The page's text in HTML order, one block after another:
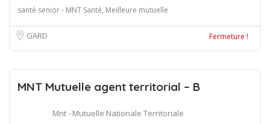
santé senior - MNT Santé, Meilleure mutuelle
GARD Fermeture !
MNT Mutuelle agent territorial – B
Mnt - Mutuelle Nationale Territoriale